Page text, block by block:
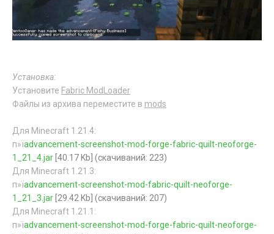
Установка:
Установите Fabric ModLoader
Файлы из архива переместите в mods
Для Minecraft 1.21.4:
п»їadvancement-screenshot-mod-forge-fabric-quilt-neoforge-
1_21_4.jar [40.17 Kb] (cкачиваний: 223)
Для Minecraft 1.21.3:
п»їadvancement-screenshot-mod-fabric-quilt-neoforge-
1_21_3.jar [29.42 Kb] (cкачиваний: 207)
Для Minecraft 1.21.1:
п»їadvancement-screenshot-mod-forge-fabric-quilt-neoforge-